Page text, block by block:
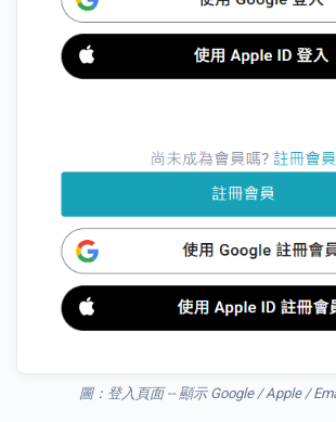
圖：登入頁面 -- 顯示 Google / Apple /